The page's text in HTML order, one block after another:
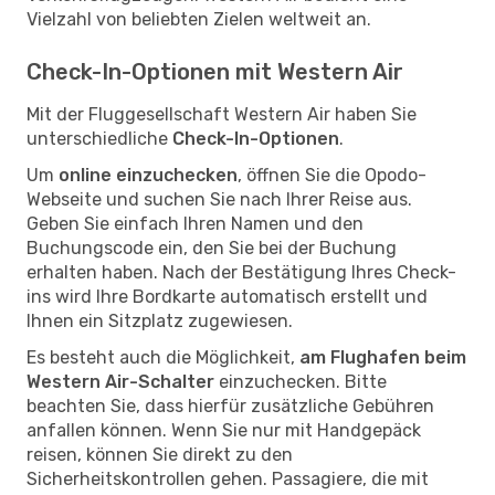
Vielzahl von beliebten Zielen weltweit an.
Check-In-Optionen mit Western Air
Mit der Fluggesellschaft Western Air haben Sie
unterschiedliche Check-In-Optionen.
Um online einzuchecken, öffnen Sie die Opodo-
Webseite und suchen Sie nach Ihrer Reise aus.
Geben Sie einfach Ihren Namen und den
Buchungscode ein, den Sie bei der Buchung
erhalten haben. Nach der Bestätigung Ihres Check-
ins wird Ihre Bordkarte automatisch erstellt und
Ihnen ein Sitzplatz zugewiesen.
Es besteht auch die Möglichkeit, am Flughafen beim
Western Air-Schalter einzuchecken. Bitte
beachten Sie, dass hierfür zusätzliche Gebühren
anfallen können. Wenn Sie nur mit Handgepäck
reisen, können Sie direkt zu den
Sicherheitskontrollen gehen. Passagiere, die mit